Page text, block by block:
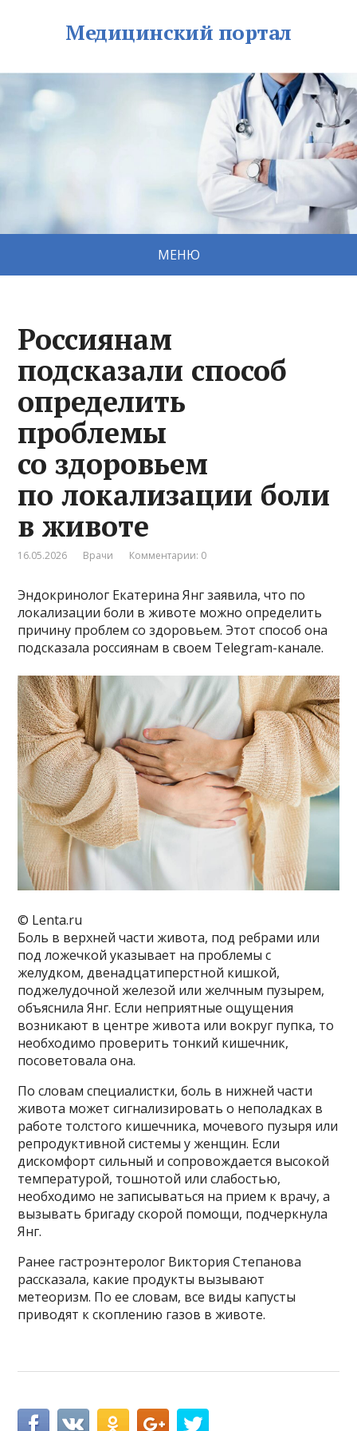
Медицинский портал
МЕНЮ
Россиянам
подсказали способ
определить
проблемы
со здоровьем
по локализации боли
в животе
16.05.2026 Врачи Комментарии: 0
Эндокринолог Екатерина Янг заявила, что по
локализации боли в животе можно определить
причину проблем со здоровьем. Этот способ она
подсказала россиянам в своем Telegram-канале.
© Lenta.ru
Боль в верхней части живота, под ребрами или
под ложечкой указывает на проблемы с
желудком, двенадцатиперстной кишкой,
поджелудочной железой или желчным пузырем,
объяснила Янг. Если неприятные ощущения
возникают в центре живота или вокруг пупка, то
необходимо проверить тонкий кишечник,
посоветовала она.
По словам специалистки, боль в нижней части
живота может сигнализировать о неполадках в
работе толстого кишечника, мочевого пузыря или
репродуктивной системы у женщин. Если
дискомфорт сильный и сопровождается высокой
температурой, тошнотой или слабостью,
необходимо не записываться на прием к врачу, а
вызывать бригаду скорой помощи, подчеркнула
Янг.
Ранее гастроэнтеролог Виктория Степанова
рассказала, какие продукты вызывают
метеоризм. По ее словам, все виды капусты
приводят к скоплению газов в животе.